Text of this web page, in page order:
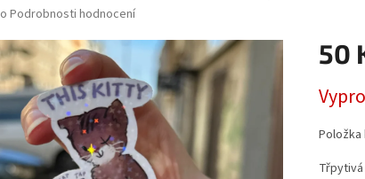
Podrobnosti hodnocení
50
cena: